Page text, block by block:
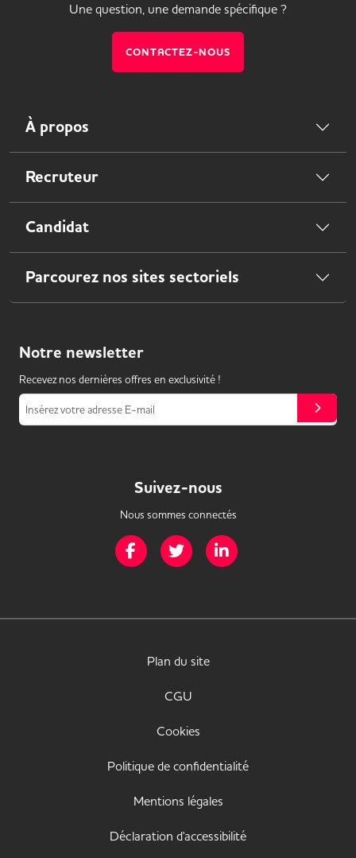
Une question, une demande spécifique ?
CONTACTEZ-NOUS
À propos
Recruteur
Candidat
Parcourez nos sites sectoriels
Notre newsletter
Recevez nos dernières offres en exclusivité !
Insérez votre adresse E-mail
Suivez-nous
Nous sommes connectés
Page Facebook de Mission Handicap
Page Twitter de Mission Handicap
Plan du site
CGU
Cookies
Politique de confidentialité
Mentions légales
Déclaration d'accessibilité